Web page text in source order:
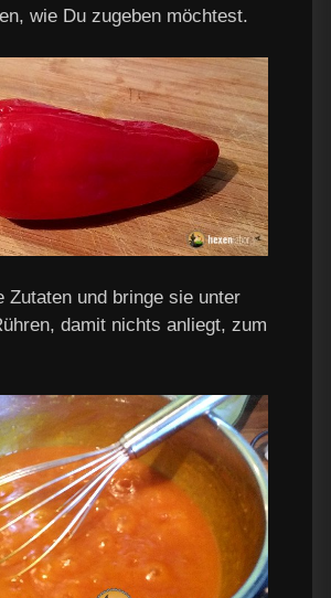
wie Du zugeben möchtest.
Zutaten und bringe sie unter
damit nichts anliegt, zum